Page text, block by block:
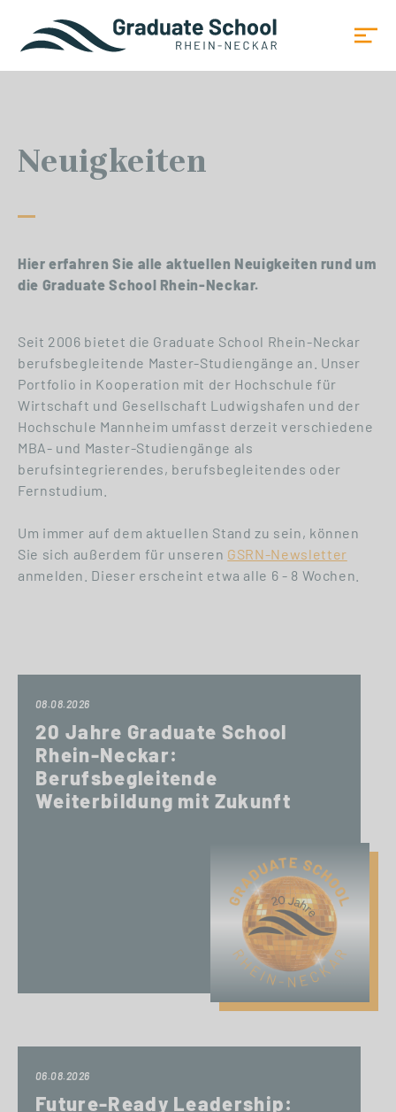
Neuigkeiten
Hier erfahren Sie alle aktuellen Neuigkeiten rund um
die Graduate School Rhein-Neckar.
Seit 2006 bietet die Graduate School Rhein-Neckar
berufsbegleitende Master-Studiengänge an. Unser
Portfolio in Kooperation mit der Hochschule für
Wirtschaft und Gesellschaft Ludwigshafen und der
Hochschule Mannheim umfasst derzeit verschiedene
MBA- und Master-Studiengänge als
berufsintegrierendes, berufsbegleitendes oder
Fernstudium.
Um immer auf dem aktuellen Stand zu sein, können
Sie sich außerdem für unseren GSRN-Newsletter
anmelden. Dieser erscheint etwa alle 6 - 8 Wochen.
08.08.2026
20 Jahre Graduate School
Rhein-Neckar:
Berufsbegleitende
Weiterbildung mit Zukunft
06.08.2026
Future-Ready Leadership: